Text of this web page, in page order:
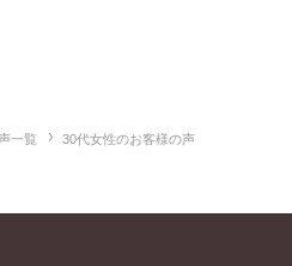
一覧 30代女性のお客様の声